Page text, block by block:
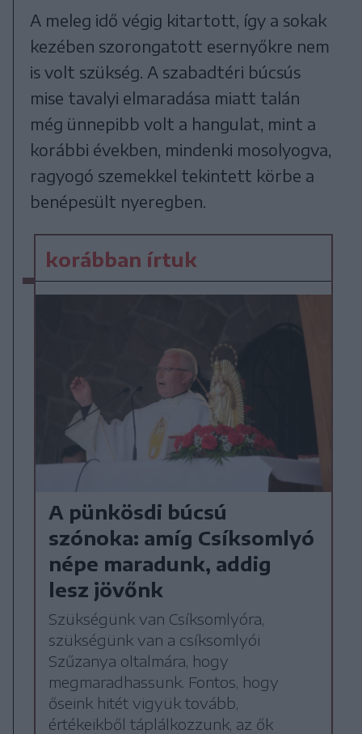
A meleg idő végig kitartott, így a sokak
kezében szorongatott esernyőkre nem
is volt szükség. A szabadtéri búcsús
mise tavalyi elmaradása miatt talán
még ünnepibb volt a hangulat, mint a
korábbi években, mindenki mosolyogva,
ragyogó szemekkel tekintett körbe a
benépesült nyeregben.
korábban írtuk
A pünkösdi búcsú
szónoka: amíg Csíksomlyó
népe maradunk, addig
lesz jövőnk
Szükségünk van Csíksomlyóra,
szükségünk van a csíksomlyói
Szűzanya oltalmára, hogy
megmaradhassunk. Fontos, hogy
őseink hitét vigyük tovább,
értékeikből táplálkozzunk, az ők